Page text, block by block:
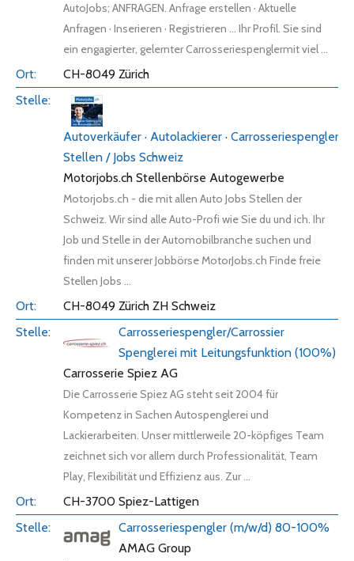
AutoJobs; ANFRAGEN. Anfrage erstellen · Aktuelle
Anfragen · Inserieren · Registrieren ... Ihr Profil. Sie sind
ein engagierter, gelernter Carrosseriespenglermit viel ...
CH-8049 Zürich
Autoverkäufer · ‎Autolackierer · ‎Carrosseriespengler
Stellen / Jobs Schweiz
Motorjobs.ch Stellenbörse Autogewerbe
Motorjobs.ch - die mit allen Auto Jobs Stellen der
Schweiz. Wir sind alle Auto-Profi wie Sie du und ich. Ihr
Job und Stelle in der Automobilbranche suchen und
finden mit unserer Jobbörse MotorJobs.ch Finde freie
Stellen Jobs ...
CH-8049 Zürich ZH Schweiz
Carrosseriespengler/Carrossier
Spenglerei mit Leitungsfunktion (100%)
Carrosserie Spiez AG
Die Carrosserie Spiez AG steht seit 2004 für
Kompetenz in Sachen Autospenglerei und
Lackierarbeiten. Unser mittlerweile 20-köpfiges Team
zeichnet sich vor allem durch Professionalität, Team
Play, Flexibilität und Effizienz aus. Zur ...
CH-3700 Spiez-Lattigen
Carrosseriespengler (m/w/d) 80-100%
AMAG Group